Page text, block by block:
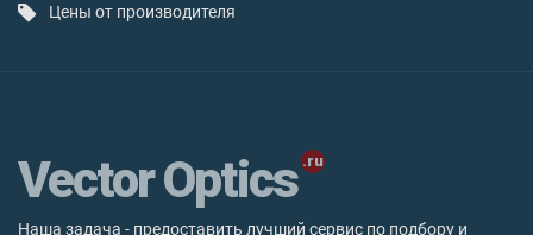
Цены от производителя
Vector Optics
Наша задача - предоставить лучший сервис по подбору и